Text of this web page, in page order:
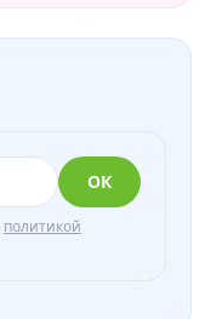
ОК
политикой